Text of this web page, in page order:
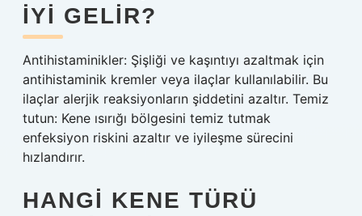
IYI GELIR?
Antihistaminikler: Şişliği ve kaşıntıyı azaltmak için
antihistaminik kremler veya ilaçlar kullanılabilir. Bu
ilaçlar alerjik reaksiyonların şiddetini azaltır. Temiz
tutun: Kene ısırığı bölgesini temiz tutmak
enfeksiyon riskini azaltır ve iyileşme sürecini
hızlandırır.
HANGI KENE TÜRÜ